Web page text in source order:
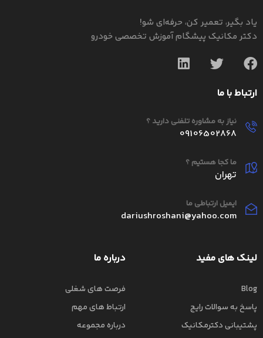
یاد بگیر، تعمیر کن، حرفه‌ای شو!
دکتر مکانیک پیشگام آموزش تخصصی خودرو
ارتباط با ما
نیاز به مشاوره تلفنی دارید ؟
09106502868
ما کجا هستیم ؟
تهران
ایمیل ارتباطی ما
dariushroshani@yahoo.com
لینک های مفید
Blog
پاسخ به سوالات رایج
پشتیبانی دکترمکانیک
درباره ما
فرصت های شغلی
ارتباط های مهم
درباره مجموعه